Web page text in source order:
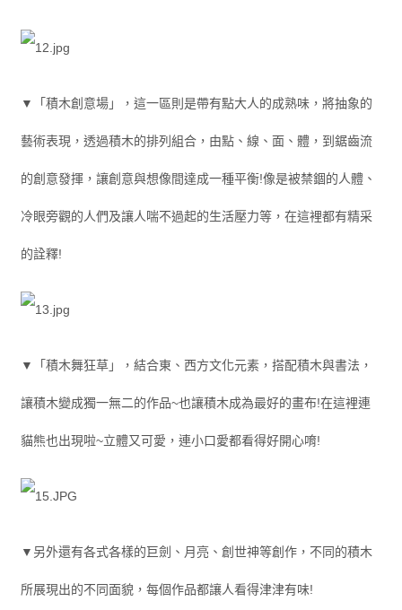
▼「積木創意場」，這一區則是帶有點大人的成熟味，將抽象的
藝術表現，透過積木的排列組合，由點、線、面、體，到鋸齒流
的創意發揮，讓創意與想像間達成一種平衡!像是被禁錮的人體、
冷眼旁觀的人們及讓人喘不過起的生活壓力等，在這裡都有精采
的詮釋!
▼「積木舞狂草」，結合東、西方文化元素，搭配積木與書法，
讓積木變成獨一無二的作品~也讓積木成為最好的畫布!在這裡連
貓熊也出現啦~立體又可愛，連小口愛都看得好開心唷!
▼另外還有各式各樣的巨劍、月亮、創世神等創作，不同的積木
所展現出的不同面貌，每個作品都讓人看得津津有味!